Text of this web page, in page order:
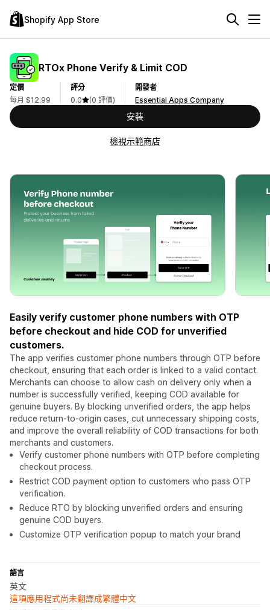
Shopify App Store
RTOx Phone Verify & Limit COD
定價
每月 $12.99
評分
0.0
(0 評價)
開發者
Essential Apps Company
安裝
檢視示範商店
Easily verify customer phone numbers with OTP
before checkout and hide COD for unverified
customers.
The app verifies customer phone numbers through OTP before
checkout, ensuring that each order is linked to a valid contact.
Merchants can choose to allow cash on delivery only when a
number is successfully verified, keeping COD available for
genuine buyers. By blocking unverified orders, the app helps
reduce return-to-origin cases, cut unnecessary shipping costs,
and improve the overall reliability of COD transactions for both
merchants and customers.
Verify customer phone numbers with OTP before completing
checkout process.
Restrict COD payment option to customers who pass OTP
verification.
Reduce RTO by blocking unverified orders and ensuring
genuine COD buyers.
Customize OTP verification popup to match your brand
語言
英文
這項應用程式尚未翻譯成繁體中文